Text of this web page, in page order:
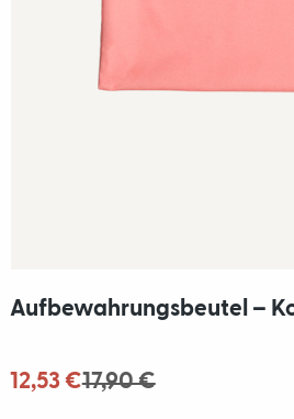
Aufbewahrungsbeutel –
12,53 €17,90 €